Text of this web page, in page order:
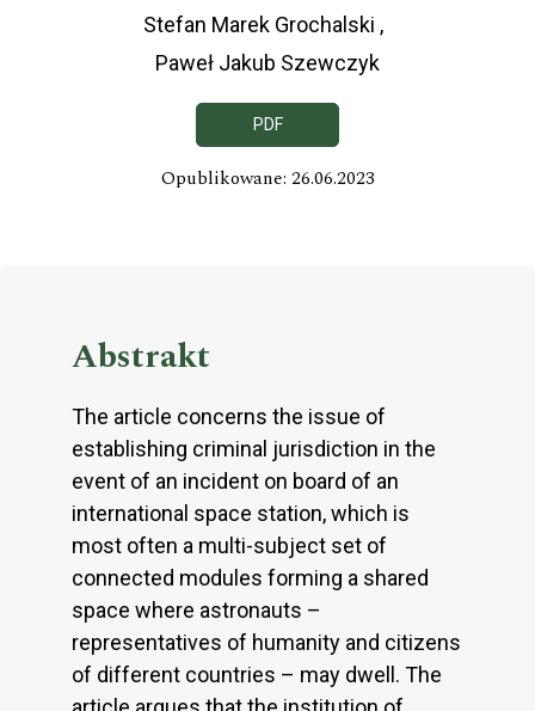
Stefan Marek Grochalski
Paweł Jakub Szewczyk
PDF
Opublikowane: 26.06.2023
Abstrakt
The article concerns the issue of
establishing criminal jurisdiction in the
event of an incident on board of an
international space station, which is
most often a multi-subject set of
connected modules forming a shared
space where astronauts –
representatives of humanity and citizens
of different countries – may dwell. The